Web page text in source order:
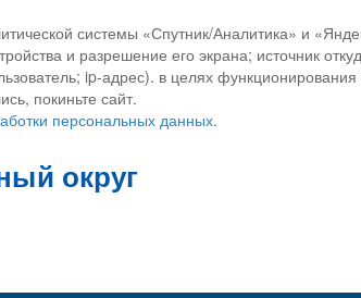
системы «Спутник/Аналитика» и
и разрешение его экрана; источник
ip-адрес). в целях функционирования
покиньте сайт.
персональных данных.